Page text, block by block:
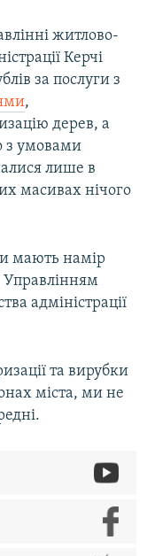
житлово-
Керчі
за послуги з
,
дерев, а
з умовами
лише в
масивах нічого
мають намір
Управлінням
адміністрації
та вирубки
міста, ми не